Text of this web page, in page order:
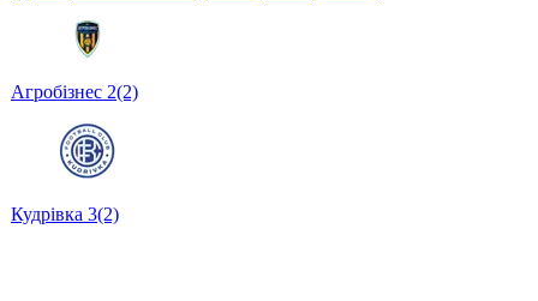
Агробізнес 2(2)
Кудрівка 3(2)